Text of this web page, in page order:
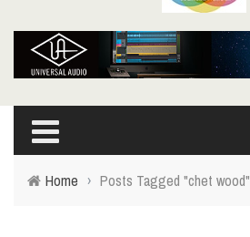
Home › Posts Tagged "chet wood"